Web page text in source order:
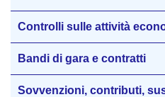
Controlli sulle attività
Bandi di gara e contratti
Sovvenzioni, contributi,